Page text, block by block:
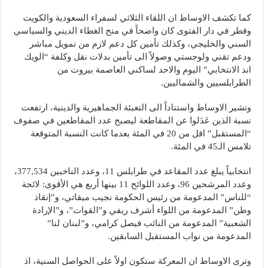
كما تكشف الاوساط ان اللقاء الثلاثي لسفراء السعودية والكويت
وقطر في دار الفتوى كان واضحاً في منح الغطاء الديني والسياسي
السني والخليجي، وكذلك تأمين كل دعم لازم من تمويل مباشر
ودعم تقني ولوجستي وصولاً الى تأمين بدلات نقل وكلفة “الويك
اند الانتخابي” اليوم والاحد لساكني العاصمة بيروت من
الطرابلسيين والشماليين.
وتشير الاوساط واستناداً الى التعبئة الجماهيرية والدينية، ارتفعت
نسبة الذين عَدَلوا عن المقاطعة ليصبح عدد المقاطعين في صفوف
“المستقبل” اقل من 20 في المئة بعدما كانت النسبة المتوقعة
تلامس الـ45 في المئة.
انتخابياً يبلغ عدد المقاعد في طرابلس 11، وعدد الناخبين 377,534،
وعدد المرشحين 96، وعدد اللوائح 11 بينها أربع هي الأقوى: لائحة
“للناس” المدعومة من رئيس الحكومة نجيب ميقاتي، و”إنقاذ
وطن” المدعومة من اللواء أشرف ريفي و”القوات”، و”الإرادة
الشعبية” المدعومة من النائب فيصل كرامي، و”لبنان لنا”
المدعومة من نواب المستقبل السابقين.
وترى الاوساط ان المعركة ستكون اولاً على الحواصل السنية، اذ